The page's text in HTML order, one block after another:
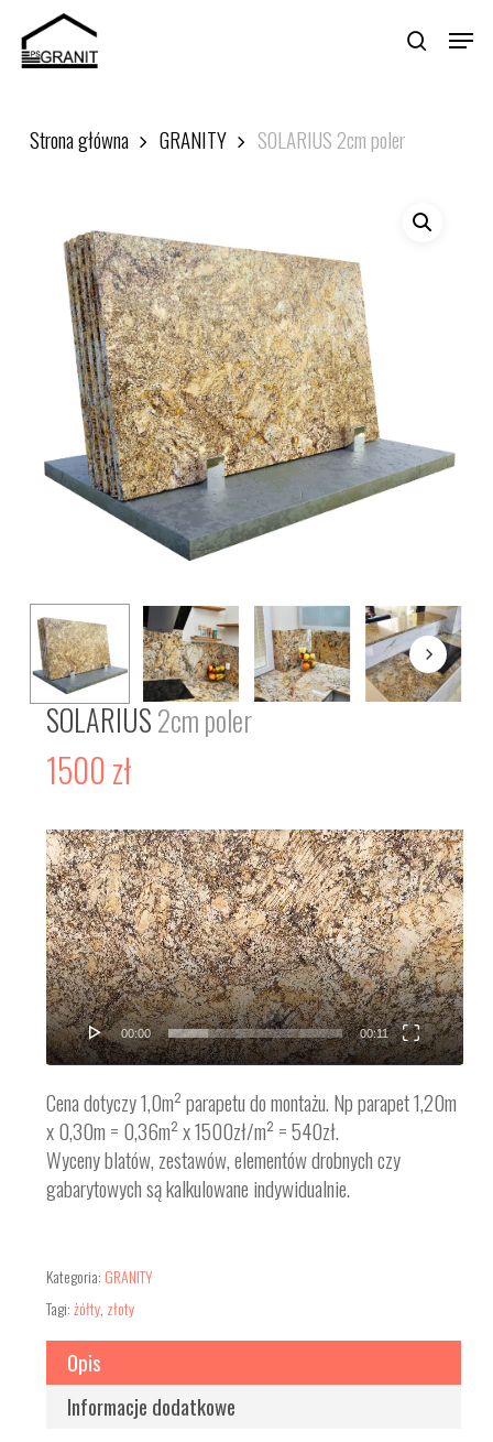
main search
Menu
Strona główna GRANITY SOLARIUS 2cm poler
SOLARIUS2cm poler
1500zł
Odtwarzacz
video
00:00 00:11
Cena dotyczy 1,0m² parapetu do montażu. Np parapet 1,20m
x 0,30m = 0,36m² x 1500zł/m² = 540zł.
Wyceny blatów, zestawów, elementów drobnych czy
gabarytowych są kalkulowane indywidualnie.
Kategoria: GRANITY
Tagi:żółty, złoty
Opis
Informacje dodatkowe